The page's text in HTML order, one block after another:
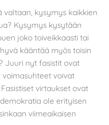
valtaan, kysymys kaikkien
Kysymys kysytään
joko toiveikkaasti tai
kääntää myös toisin
Juuri nyt fasistit ovat
voivat
virtaukset ovat
ole erityisen
viimeaikaisen